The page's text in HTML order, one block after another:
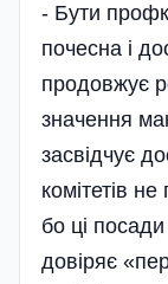
- Бути
почесна і
продовжує
значення
засвідчує
комітетів
бо ці
довіряє